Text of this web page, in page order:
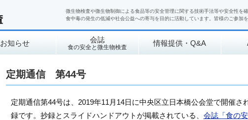
微生物検査や微生物制御による食品等の安全管理に関する技術手法等や安全性を
食中毒の発生の低減や社会公益への寄与を目的に活動しています。皆様のご参加
お知らせ 会誌
食の安全と微生物検査 情報提供・Q&A
定期通信 第44号
定期通信第44号は、2019年11月14日に中央区立日本橋公会堂で開催さ
録です。抄録とスライドハンドアウトが掲載されている、 会誌「食の